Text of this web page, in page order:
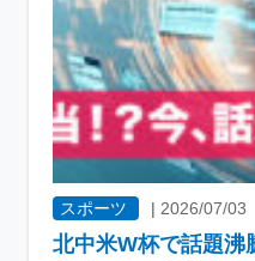
スポーツ | 2026/07/03
北中米W杯で話題沸